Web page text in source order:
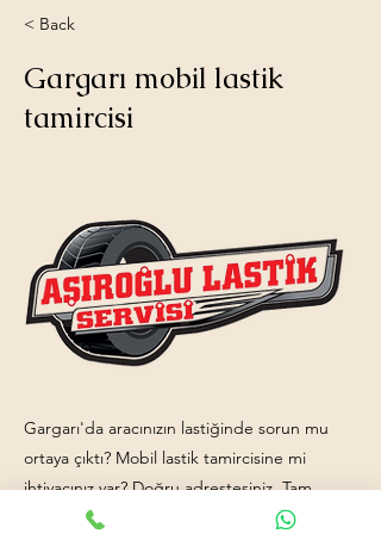
< Back
Gargarı mobil lastik
tamircisi
Gargarı'da aracınızın lastiğinde sorun mu
ortaya çıktı? Mobil lastik tamircisine mi
ihtiyacınız var? Doğru adrestesiniz. Tam
donanımlı mobil lastik tamiri aracımız ve